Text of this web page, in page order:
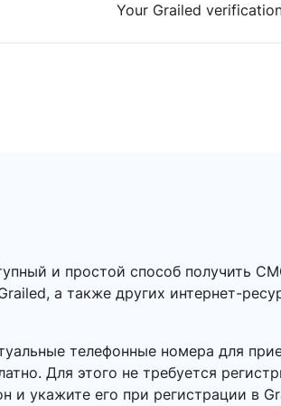
Your Grailed
и простой способ получить
а также других интернет-
телефонные номера для
Для этого не требуется
и укажите его при регистрации в